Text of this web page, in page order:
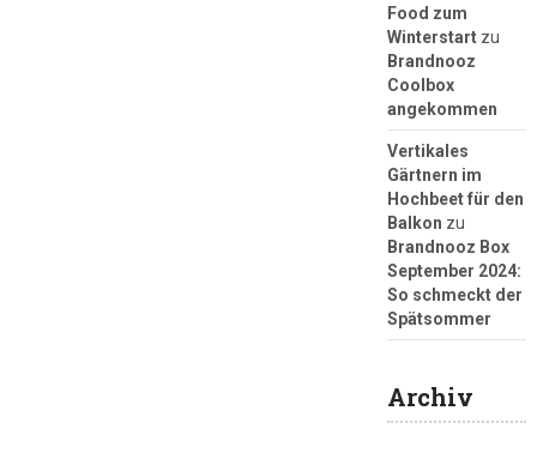
Food zum
Winterstartzu
Brandnooz
Coolbox
angekommen
Vertikales
Gärtnern im
Hochbeet für den
Balkon zu
Brandnooz Box
September 2024:
So schmeckt der
Spätsommer
Archiv